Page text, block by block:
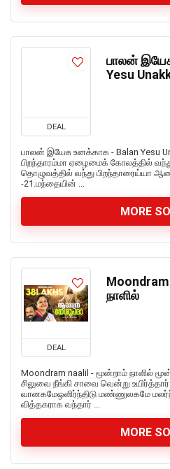
DEAL
பாலன்
Yesu
பாலன் இயேசு உனக்காக - Balan Yesu
பிறந்தாரம்மா ஏழைமைக் கோலத்தில்
தொழுவத்தில் வந்து பிறந்தாரைய்யா
-21.மந்தையின் ...
MORE
DEAL
நாளில்
Moondram naalil - மூன்றாம் நாளில்
சிலுவை நீங்கி சாவை வென்று
வானகமேஒளிர்ந்திடு மண்ணுலகமே
வித்தகராக வந்தார் ...
MORE